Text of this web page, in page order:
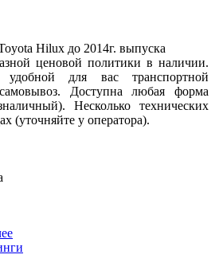
ценовой политики в наличии.
для вас транспортной
Доступна любая форма
Несколько технических
(уточняйте у оператора).